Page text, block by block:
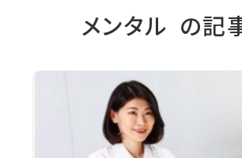
メンタル の記